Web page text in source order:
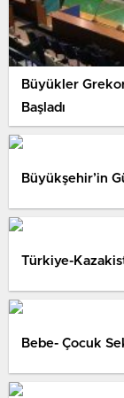
Büyükler
Başladı
Büyükşehir’in
Türkiye-
Bebe- Çocuk